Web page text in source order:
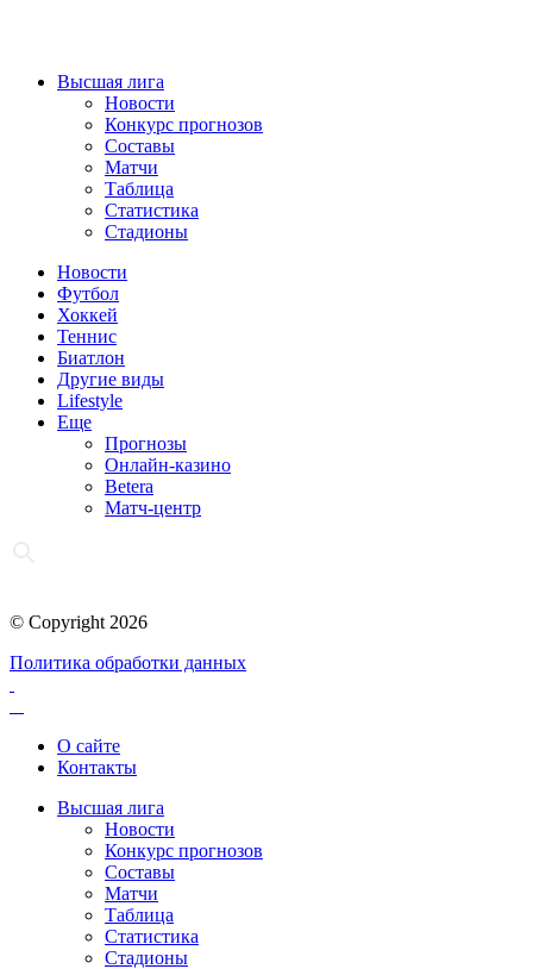
Высшая лига
Новости
Конкурс прогнозов
Составы
Матчи
Таблица
Статистика
Стадионы
Новости
Футбол
Хоккей
Теннис
Биатлон
Другие виды
Lifestyle
Еще
Прогнозы
Онлайн-казино
Betera
Матч-центр
© Copyright 2026
Политика обработки данных
О сайте
Контакты
Высшая лига
Новости
Конкурс прогнозов
Составы
Матчи
Таблица
Статистика
Стадионы